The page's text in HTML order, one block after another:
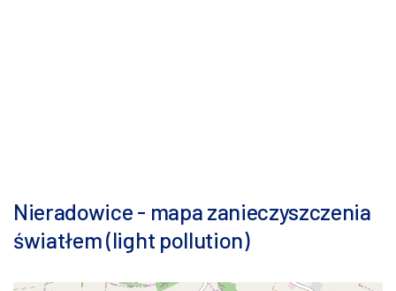
Nieradowice - mapa zanieczyszczenia
światłem (light pollution)